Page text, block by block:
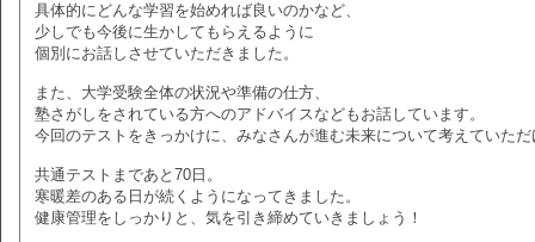
具体的にどんな学習を始めれば良いのかなど、
少しでも今後に生かしてもらえるように
個別にお話しさせていただきました。
また、大学受験全体の状況や準備の仕方、
塾さがしをされている方へのアドバイスなどもお話しています。
今回のテストをきっかけに、みなさんが進む未来について考えていた
共通テストまであと70日。
寒暖差のある日が続くようになってきました。
健康管理をしっかりと、気を引き締めていきましょう！